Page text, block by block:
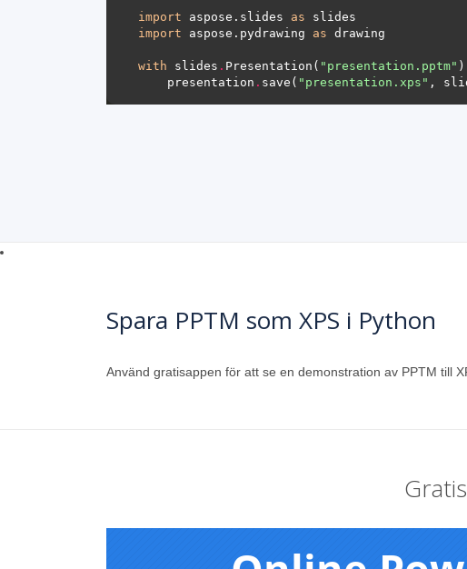
import aspose.slides as
import aspose.pydrawing as
with slides . Presentation( "presentation.pptm" )
    presentation
. save( "presentation.xps" ,
Spara PPTM som XPS i Python
Använd gratisappen för att se en demonstration av PPTM till